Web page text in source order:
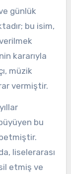
günlük
bu isim,
kararıyla
müzik
vermiştir.
bu
liselerarası
etmiş ve